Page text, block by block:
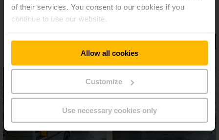
of their services. You consent to our cookies if you
continue to use our website.
Allow all cookies
Customize
Use necessary cookies only